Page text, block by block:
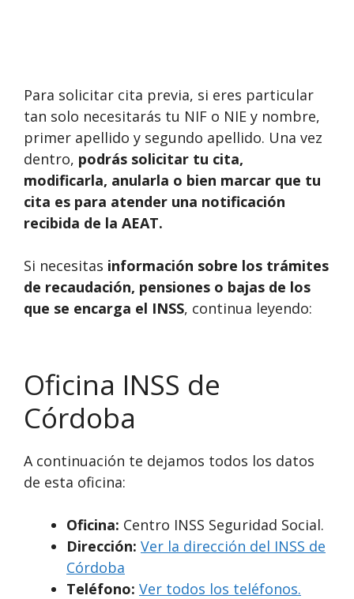
Para solicitar cita previa, si eres particular
tan solo necesitarás tu NIF o NIE y nombre,
primer apellido y segundo apellido. Una vez
dentro, podrás solicitar tu cita,
modificarla, anularla o bien marcar que tu
cita es para atender una notificación
recibida de la AEAT.
Si necesitas información sobre los trámites
de recaudación, pensiones o bajas de los
que se encarga el INSS, continua leyendo:
Oficina INSS de
Córdoba
A continuación te dejamos todos los datos
de esta oficina:
Oficina: Centro INSS Seguridad Social.
Dirección: Ver la dirección del INSS de
Córdoba
Teléfono: Ver todos los teléfonos.